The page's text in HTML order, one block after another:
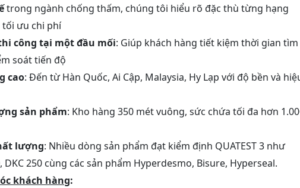
trong ngành chống thấm, chúng tôi hiểu rõ đặc thù từng hạng
tối ưu chi phí
công tại một đầu mối: Giúp khách hàng tiết kiệm thời gian tìm
soát tiến độ
cao: Đến từ Hàn Quốc, Ai Cập, Malaysia, Hy Lạp với độ bền và
sản phẩm: Kho hàng 350 mét vuông, sức chứa tối đa hơn
lượng: Nhiều dòng sản phẩm đạt kiểm định QUATEST 3 như
DKC 250 cùng các sản phẩm Hyperdesmo, Bisure, Hyperseal.
khách hàng: